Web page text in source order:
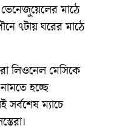
মাঠে
৭টায় ঘরের মাঠে
লিওনেল মেসিকে
হচ্ছে
সর্বশেষ ম্যাচে